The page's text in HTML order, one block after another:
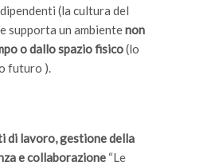
(la cultura del
supporta un ambientenon
o dallo spazio fisico(lo
futuro ).
di lavoro, gestione della
e collaborazione “Le